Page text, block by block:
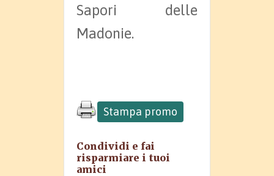
Sapori delle
Madonie.
Stampa promo
Condividi e fai
risparmiare i tuoi
amici